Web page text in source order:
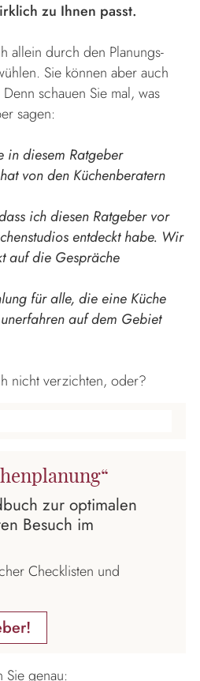
zu Ihnen passt.
allein durch den Planungs-
Sie können aber auch
schauen Sie mal, was
sagen:
in diesem Ratgeber
von den Küchenberatern
ich diesen Ratgeber vor
entdeckt habe. Wir
auf die Gespräche
für alle, die eine Küche
auf dem Gebiet
nicht verzichten, oder?
zur optimalen
Besuch im
Checklisten und
Sie genau: